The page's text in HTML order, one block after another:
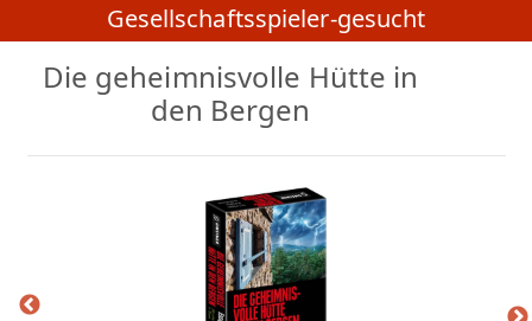
Gesellschaftsspieler-gesucht
Die geheimnisvolle Hütte in
den Bergen